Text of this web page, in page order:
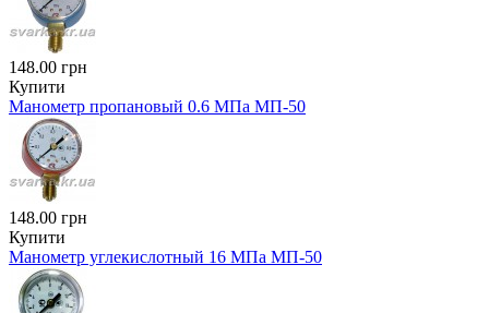
148.00 грн
Купити
Манометр пропановый 0.6 МПа МП-50
148.00 грн
Купити
Манометр углекислотный 16 МПа МП-50